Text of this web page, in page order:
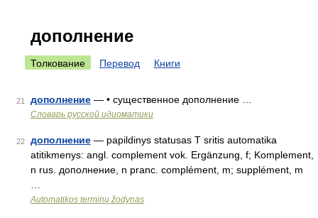
дополнение
Толкование Перевод Книги
21 дополнение — • существенное дополнение …
Словарь русской идиоматики
22 дополнение — papildinys statusas T sritis automatika
atitikmenys: angl. complement vok. Ergänzung, f; Komplement,
n rus. дополнение, n pranc. complément, m; supplément, m
Automatikos terminų žodynas